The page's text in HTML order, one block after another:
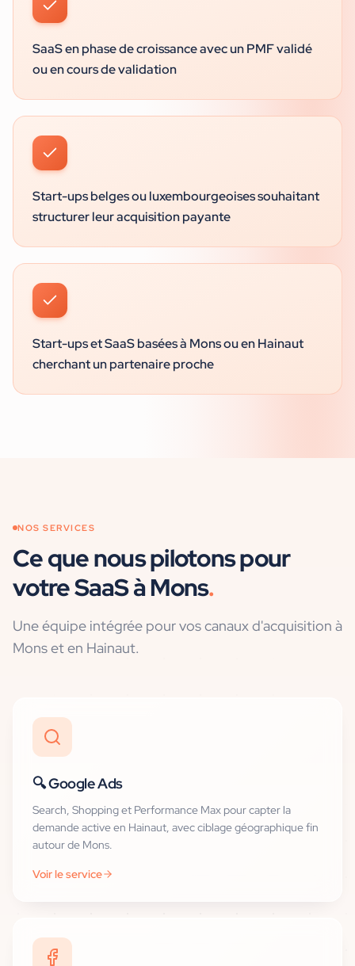
SaaS en phase de croissance avec un PMF validé
ou en cours de validation
Start-ups belges ou luxembourgeoises souhaitant
structurer leur acquisition payante
Start-ups et SaaS basées à Mons ou en Hainaut
cherchant un partenaire proche
NOS SERVICES
Ce que nous pilotons pour
votreSaaSàMons.
Une équipe intégrée pour vos canaux d'acquisition à
Mons et en Hainaut.
🔍Google Ads
Search, Shopping et Performance Max pour capter la
demande active en Hainaut, avec ciblage géographique fin
autour de Mons.
Voir le service